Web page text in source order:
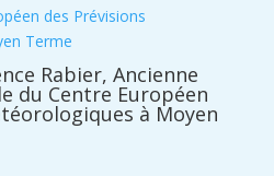
Rabier, Ancienne
du Centre Européen
à Moyen